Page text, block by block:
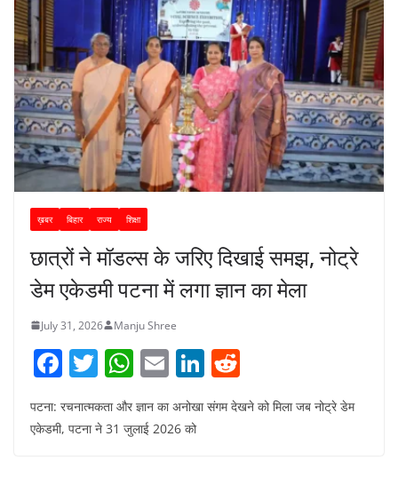
ख़बर बिहार राज्य शिक्षा
छात्रों ने मॉडल्स के जरिए दिखाई समझ, नोट्रे
डेम एकेडमी पटना में लगा ज्ञान का मेला
July 31, 2026 Manju Shree
F
c
T
itt
W
at
E
m
ai
Li
n
k
e
d
पटना: रचनात्मकता और ज्ञान का अनोखा संगम देखने को मिला जब नोट्रे डेम
एकेडमी, पटना ने 31 जुलाई 2026 को